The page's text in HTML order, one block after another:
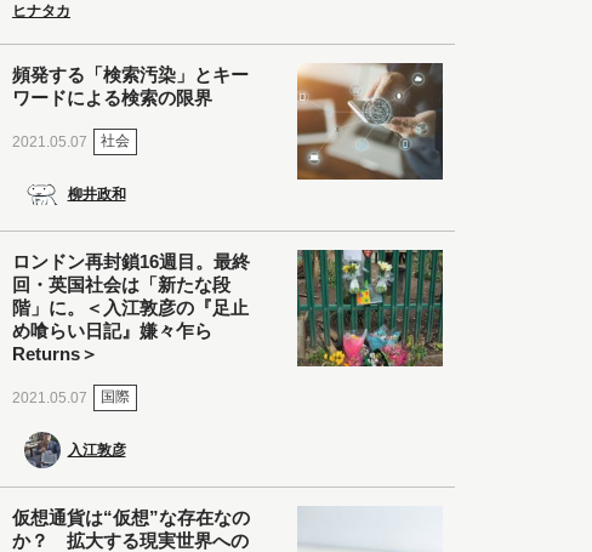
ヒナタカ
頻発する「検索汚染」とキー
ワードによる検索の限界
2021.05.07 社会
柳井政和
ロンドン再封鎖16週目。最終
回・英国社会は「新たな段
階」に。＜入江敦彦の『足止
め喰らい日記』嫌々乍ら
Returns＞
2021.05.07 国際
入江敦彦
仮想通貨は“仮想”な存在なの
か？ 拡大する現実世界への